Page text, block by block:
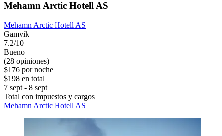
Mehamn Arctic Hotell AS
Mehamn Arctic Hotell AS
Gamvik
7.2/10
Bueno
(28 opiniones)
$176 por noche
$198 en total
7 sept - 8 sept
Total con impuestos y cargos
Mehamn Arctic Hotell AS